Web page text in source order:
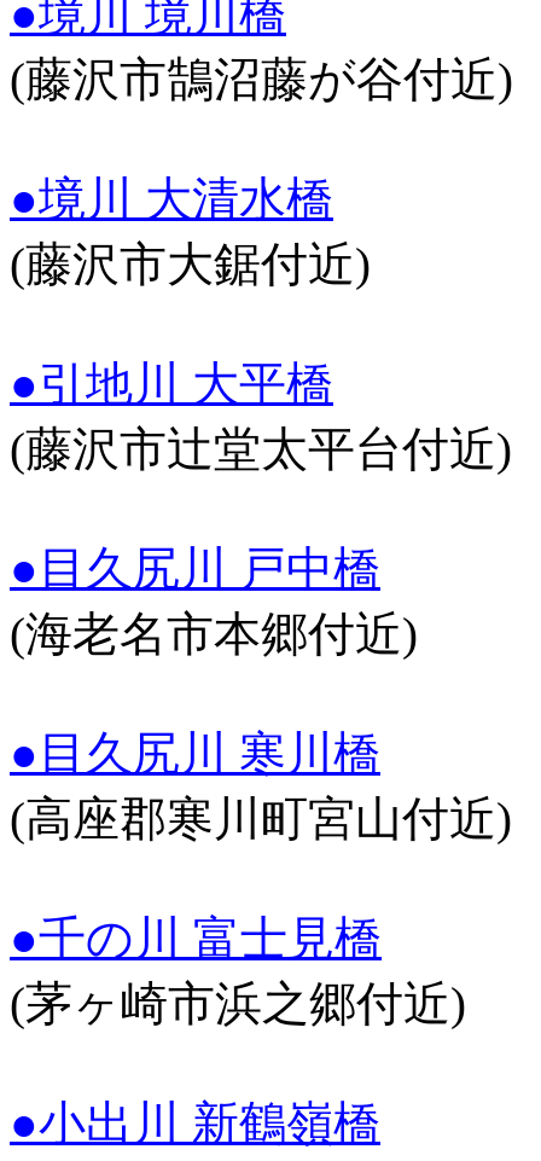
●境川 境川橋
(藤沢市鵠沼藤が谷付近)
●境川 大清水橋
(藤沢市大鋸付近)
●引地川 大平橋
(藤沢市辻堂太平台付近)
●目久尻川 戸中橋
(海老名市本郷付近)
●目久尻川 寒川橋
(高座郡寒川町宮山付近)
●千の川 富士見橋
(茅ヶ崎市浜之郷付近)
●小出川 新鶴嶺橋